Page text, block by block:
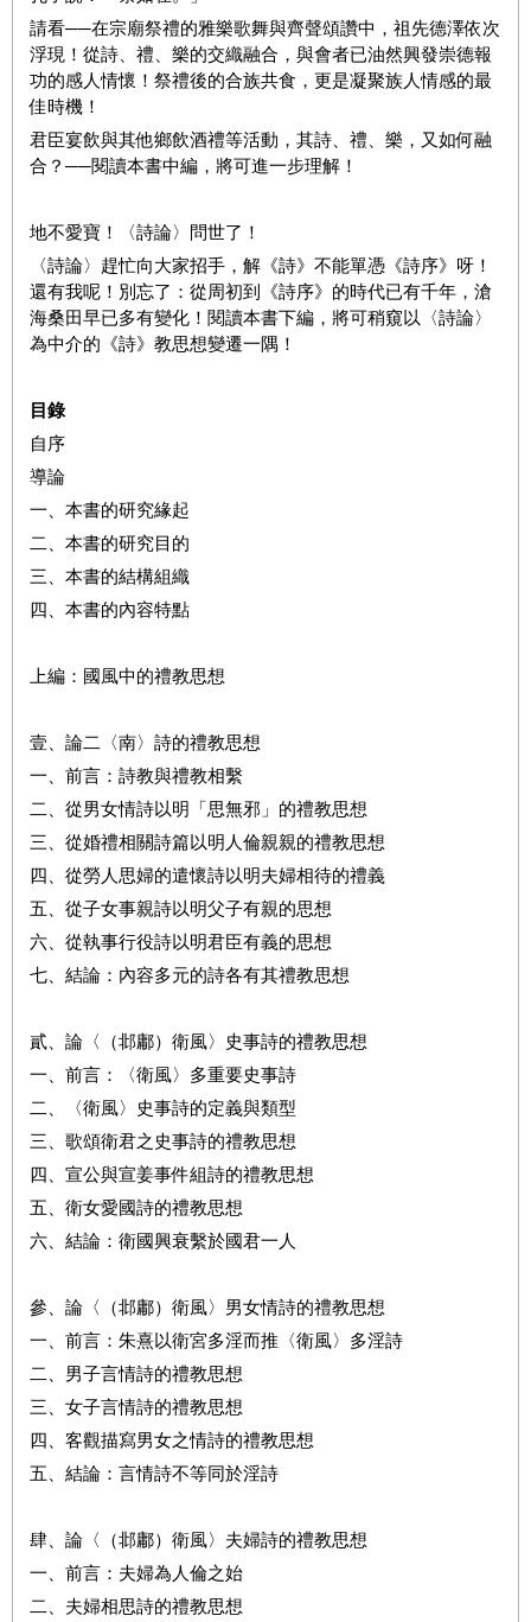
請看──在宗廟祭禮的雅樂歌舞與齊聲頌讚中，祖先德澤依次
浮現！從詩、禮、樂的交織融合，與會者已油然興發崇德報
功的感人情懷！祭禮後的合族共食，更是凝聚族人情感的最
佳時機！
君臣宴飲與其他鄉飲酒禮等活動，其詩、禮、樂，又如何融
合？──閱讀本書中編，將可進一步理解！
地不愛寶！〈詩論〉問世了！
〈詩論〉趕忙向大家招手，解《詩》不能單憑《詩序》呀！
還有我呢！別忘了：從周初到《詩序》的時代已有千年，滄
海桑田早已多有變化！閱讀本書下編，將可稍窺以〈詩論〉
為中介的《詩》教思想變遷一隅！
目錄
自序
導論
一、本書的研究緣起
二、本書的研究目的
三、本書的結構組織
四、本書的內容特點
上編：國風中的禮教思想
壹、論二〈南〉詩的禮教思想
一、前言：詩教與禮教相繫
二、從男女情詩以明「思無邪」的禮教思想
三、從婚禮相關詩篇以明人倫親親的禮教思想
四、從勞人思婦的遣懷詩以明夫婦相待的禮義
五、從子女事親詩以明父子有親的思想
六、從執事行役詩以明君臣有義的思想
七、結論：內容多元的詩各有其禮教思想
貳、論〈（邶鄘）衛風〉史事詩的禮教思想
一、前言：〈衛風〉多重要史事詩
二、〈衛風〉史事詩的定義與類型
三、歌頌衛君之史事詩的禮教思想
四、宣公與宣姜事件組詩的禮教思想
五、衛女愛國詩的禮教思想
六、結論：衛國興衰繫於國君一人
參、論〈（邶鄘）衛風〉男女情詩的禮教思想
一、前言：朱熹以衛宮多淫而推〈衛風〉多淫詩
二、男子言情詩的禮教思想
三、女子言情詩的禮教思想
四、客觀描寫男女之情詩的禮教思想
五、結論：言情詩不等同於淫詩
肆、論〈（邶鄘）衛風〉夫婦詩的禮教思想
一、前言：夫婦為人倫之始
二、夫婦相思詩的禮教思想